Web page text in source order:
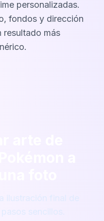
personalizadas.
fondos y dirección
resultado más
ilustración final de
sencillos.